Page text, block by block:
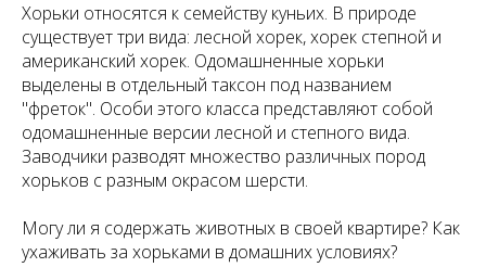
Хорьки относятся к семейству куньих. В природе
существует три вида: лесной хорек, хорек степной и
американский хорек. Одомашненные хорьки
выделены в отдельный таксон под названием
"фреток". Особи этого класса представляют собой
одомашненные версии лесной и степного вида.
Заводчики разводят множество различных пород
хорьков с разным окрасом шерсти.
Могу ли я содержать животных в своей квартире? Как
ухаживать за хорьками в домашних условиях?